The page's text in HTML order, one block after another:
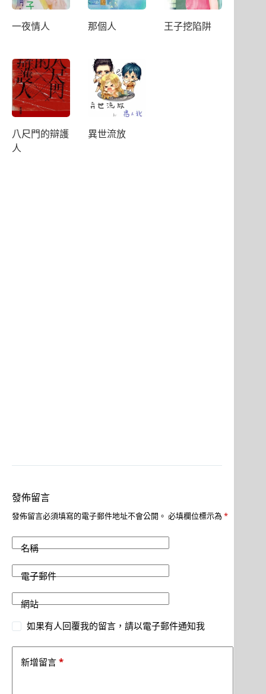
一夜情人 那個人 王子挖陷阱
八尺門的辯護
人
異世流放
發佈留言
發佈留言必須填寫的電子郵件地址不會公開。 必填欄位標示為 *
名稱
電子郵件
網站
如果有人回覆我的留言，請以電子郵件通知我
新增留言 *